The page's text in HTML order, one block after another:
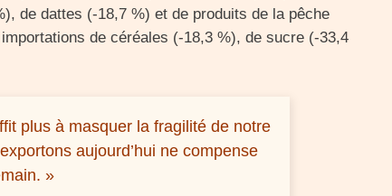
de dattes (-18,7 %) et de produits de la pêche
de céréales (-18,3 %), de sucre (-33,4
plus à masquer la fragilité de notre
aujourd’hui ne compense
»